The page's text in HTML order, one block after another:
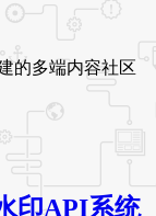
的多端内容社区
印API系统